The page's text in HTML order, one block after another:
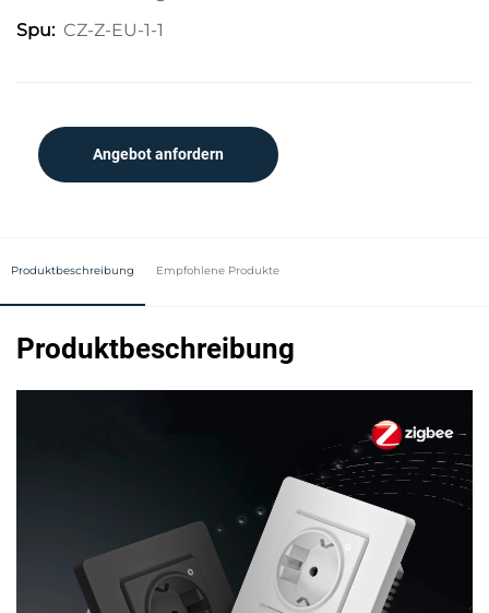
Spu: CZ-Z-EU-1-1
Angebot anfordern
Produktbeschreibung Empfohlene Produkte
Produktbeschreibung